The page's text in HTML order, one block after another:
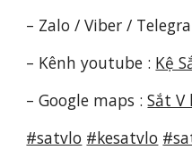
– Zalo / Viber /
– Kênh youtube : Kệ
– Google maps :Sắt V
#satvlo #kesatvlo